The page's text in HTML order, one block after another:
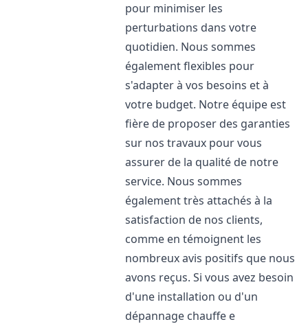
pour minimiser les
perturbations dans votre
quotidien. Nous sommes
également flexibles pour
s'adapter à vos besoins et à
votre budget. Notre équipe est
fière de proposer des garanties
sur nos travaux pour vous
assurer de la qualité de notre
service. Nous sommes
également très attachés à la
satisfaction de nos clients,
comme en témoignent les
nombreux avis positifs que nous
avons reçus. Si vous avez besoin
d'une installation ou d'un
dépannage chauffe e